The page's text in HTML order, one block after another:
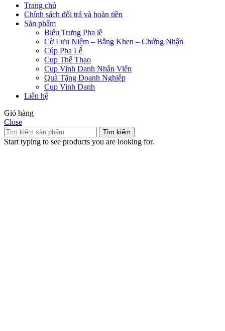
Trang chủ
Chính sách đổi trả và hoàn tiền
Sản phẩm
Biểu Trưng Pha lê
Cờ Lưu Niệm – Bằng Khen – Chứng Nhận
Cúp Pha Lê
Cup Thể Thao
Cup Vinh Danh Nhân Viên
Quà Tặng Doanh Nghiệp
Cup Vinh Danh
Liên hệ
Giỏ hàng
Close
Tìm kiếm
Start typing to see products you are looking for.